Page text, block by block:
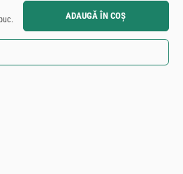
dorită sau utilizați butoanele pentru a mări sau micșora
ADAUGĂ ÎN COȘ